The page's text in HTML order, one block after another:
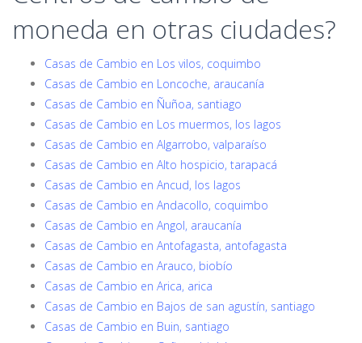
moneda en otras ciudades?
Casas de Cambio en Los vilos, coquimbo
Casas de Cambio en Loncoche, araucanía
Casas de Cambio en Ñuñoa, santiago
Casas de Cambio en Los muermos, los lagos
Casas de Cambio en Algarrobo, valparaíso
Casas de Cambio en Alto hospicio, tarapacá
Casas de Cambio en Ancud, los lagos
Casas de Cambio en Andacollo, coquimbo
Casas de Cambio en Angol, araucanía
Casas de Cambio en Antofagasta, antofagasta
Casas de Cambio en Arauco, biobío
Casas de Cambio en Arica, arica
Casas de Cambio en Bajos de san agustín, santiago
Casas de Cambio en Buin, santiago